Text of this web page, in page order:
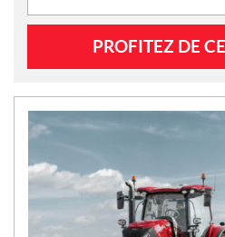
N
O
U
V
E
L